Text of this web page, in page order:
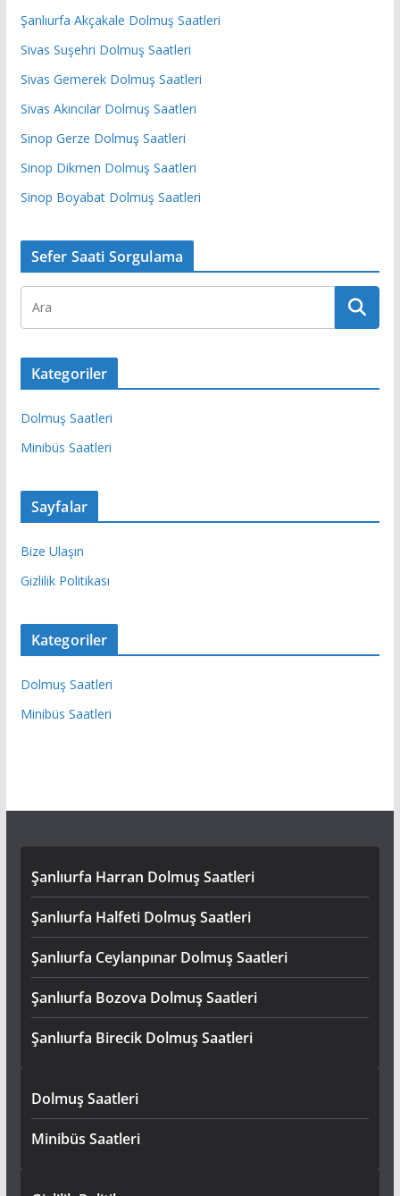
Şanlıurfa Akçakale Dolmuş Saatleri
Sivas Suşehri Dolmuş Saatleri
Sivas Gemerek Dolmuş Saatleri
Sivas Akıncılar Dolmuş Saatleri
Sinop Gerze Dolmuş Saatleri
Sinop Dikmen Dolmuş Saatleri
Sinop Boyabat Dolmuş Saatleri
Sefer Saati Sorgulama
Kategoriler
Dolmuş Saatleri
Minibüs Saatleri
Sayfalar
Bize Ulaşın
Gizlilik Politikası
Kategoriler
Dolmuş Saatleri
Minibüs Saatleri
Şanlıurfa Harran Dolmuş Saatleri
Şanlıurfa Halfeti Dolmuş Saatleri
Şanlıurfa Ceylanpınar Dolmuş Saatleri
Şanlıurfa Bozova Dolmuş Saatleri
Şanlıurfa Birecik Dolmuş Saatleri
Dolmuş Saatleri
Minibüs Saatleri